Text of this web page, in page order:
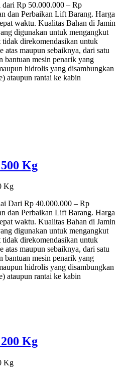
Rp 50.000.000 – Rp
dan Perbaikan Lift Barang. Harga
waktu. Kualitas Bahan di Jamin
digunakan untuk mengangkut
tidak direkomendasikan untuk
atas maupun sebaiknya, dari satu
bantuan mesin penarik yang
hidrolis yang disambungkan
ataupun rantai ke kabin
Kg
Dari Rp 40.000.000 – Rp
dan Perbaikan Lift Barang. Harga
waktu. Kualitas Bahan di Jamin
digunakan untuk mengangkut
tidak direkomendasikan untuk
atas maupun sebaiknya, dari satu
bantuan mesin penarik yang
hidrolis yang disambungkan
ataupun rantai ke kabin
Kg